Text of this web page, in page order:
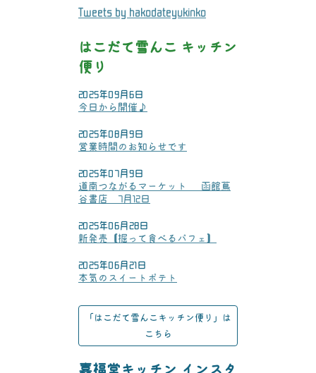
Tweets by hakodateyukinko
はこだて雪んこ キッチン
便り
2025年09月6日
今日から開催♪
2025年08月9日
営業時間のお知らせです
2025年07月9日
道南つながるマーケット ㏌ 函館蔦
谷書店 7月12日
2025年06月28日
新発売【掘って食べるパフェ】
2025年06月21日
本気のスイートポテト
「はこだて雪んこキッチン便り」は
こちら
嘉福堂キッチン インスタ